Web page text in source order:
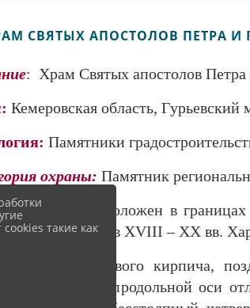
СВЯТЫХ АПОСТОЛОВ ПЕТРА И
: Храм Святых апостолов
Кемеровская область,
Памятники
охраны: Памятник
Храм расположен в
отработанного в XVIII – XX вв.
кладкой лицевого кирпича,
на одной продольной оси
такие как